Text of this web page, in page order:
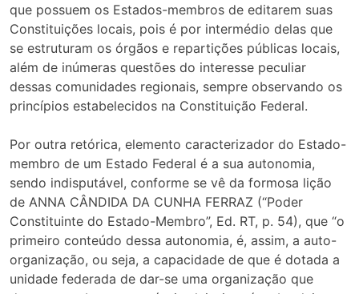
que possuem os Estados-membros de editarem suas
Constituições locais, pois é por intermédio delas que
se estruturam os órgãos e repartições públicas locais,
além de inúmeras questões do interesse peculiar
dessas comunidades regionais, sempre observando os
princípios estabelecidos na Constituição Federal.
Por outra retórica, elemento caracterizador do Estado-
membro de um Estado Federal é a sua autonomia,
sendo indisputável, conforme se vê da formosa lição
de ANNA CÂNDIDA DA CUNHA FERRAZ (“Poder
Constituinte do Estado-Membro”, Ed. RT, p. 54), que “o
primeiro conteúdo dessa autonomia, é, assim, a auto-
organização, ou seja, a capacidade de que é dotada a
unidade federada de dar-se uma organização que